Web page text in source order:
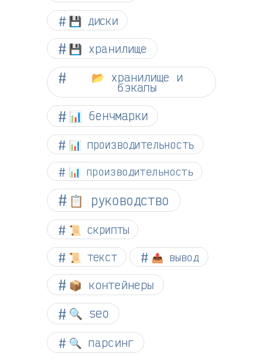
💾 диски
💾 хранилище
📂 хранилище и
бэкапы
📊 бенчмарки
📊 производительность
📊 производительность
📋 руководство
📜 скрипты
📜 текст 📤 вывод
📦 контейнеры
🔍 seo
🔍 парсинг